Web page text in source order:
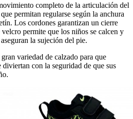
completo de la articulación del
permitan regularse según la anchura
Los cordones garantizan un cierre
permite que los niños se calcen y
la sujeción del pie.
variedad de calzado para que
con la seguridad de que sus